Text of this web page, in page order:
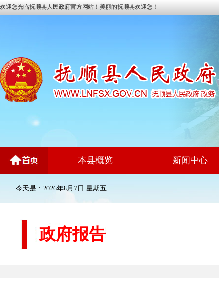
欢迎您光临抚顺县人民政府官方网站！美丽的抚顺县欢迎您！
本县概览 新闻中心
今天是：2026年8月7日 星期五
政府报告